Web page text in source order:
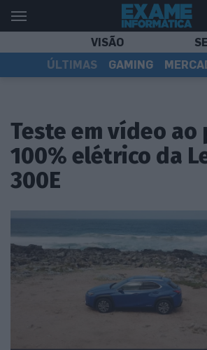
VISÃO
ÚLTIMAS
GAMING
Teste em vídeo
100% elétrico da
300E